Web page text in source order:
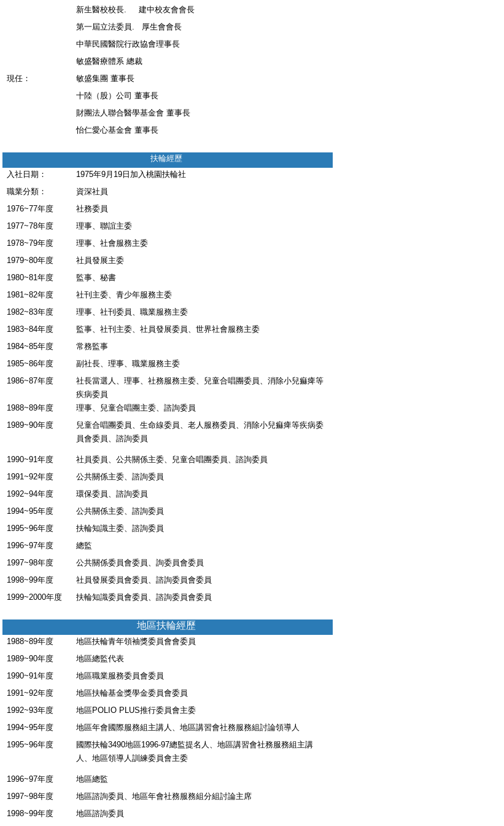
新生醫校校長.建中校友會會長
第一屆立法委員 . 厚生會會長
中華民國醫院行政協會理事長
敏盛醫療體系 總裁
現任：
敏盛集團 董事長
十陸（股）公司 董事長
財團法人聯合醫學基金會 董事長
怡仁愛心基金會 董事長
扶輪經歷
入社日期：
1975年9月 19 日加入桃園扶輪社
職業分類：
資深社員
1976~77年度
社務委員
1977~78年度
理事、聯誼主委
1978~79年度
理事、社會服務主委
1979~80年度
社員發展主委
1980~81年度
監事、秘書
1981~82年度
社刊主委、青少年服務主委
1982~83年度
理事、社刊委員、職業服務主委
1983~84年度
監事、社刊主委、社員發展委員、世界社會服務主委
1984~85年度
常務監事
1985~86年度
副社長、理事、職業服務主委
1986~87年度
社長當選人、理事、社務服務主委、兒童合唱團委員、消除小兒痲痺等
疾病委員
1988~89年度
理事、兒童合唱團主委、諮詢委員
1989~90年度
兒童合唱團委員、生命線委員、老人服務委員、消除小兒痲痺等疾病委
員會委員、諮詢委員
1990~91年度
社員委員、公共關係主委、兒童合唱團委員、諮詢委員
1991~92年度
公共關係主委、諮詢委員
1992~94年度
環保委員、諮詢委員
1994~95年度
公共關係主委、諮詢委員
1995~96年度
扶輪知識主委、諮詢委員
1996~97年度
總監
1997~98年度
公共關係委員會委員、詢委員會委員
1998~99年度
社員發展委員會委員、諮詢委員會委員
1999~2000年度 扶輪知識委員會委員、諮詢委員會委員
地區扶輪經歷
1988~89年度
地區扶輪青年領袖獎委員會會委員
1989~90年度
地區總監代表
1990~91年度
地區職業服務委員會委員
1991~92年度
地區扶輪基金獎學金委員會委員
1992~93年度 地區POLIO PLUS推行委員會主委
1994~95年度
地區年會國際服務組主講人、地區講習會社務服務組討論領導人
1995~96年度 國際扶輪3490地區1996-97總監提名人、地區講習會社務服務組主講
人、地區領導人訓練委員會主委
1996~97年度
地區總監
1997~98年度
地區諮詢委員、地區年會社務服務組分組討論主席
1998~99年度 地區諮詢委員